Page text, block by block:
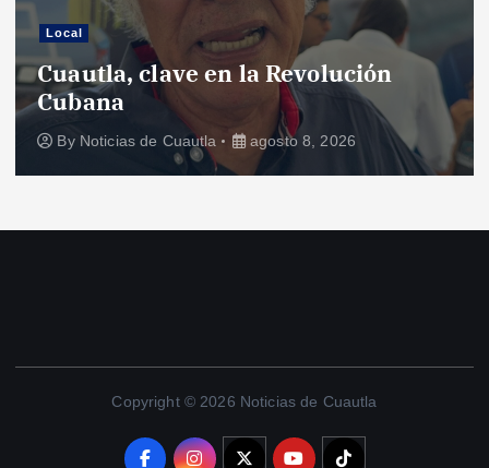
Local
Cuautla, clave en la Revolución
Cubana
By Noticias de Cuautla agosto 8, 2026
Copyright © 2026 Noticias de Cuautla